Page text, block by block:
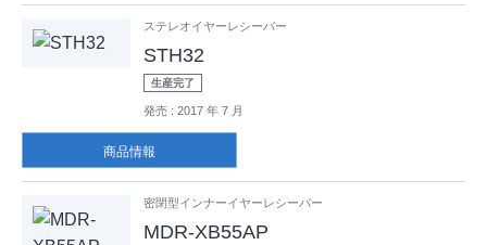
ステレオイヤーレシーバー
STH32
生産完了
発売 : 2017 年 7 月
商品情報
密閉型インナーイヤーレシーバー
MDR-XB55AP